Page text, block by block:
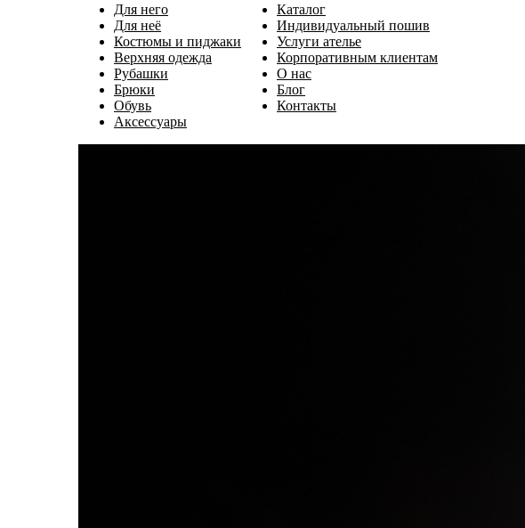
Для него
Для неё
Костюмы и пиджаки
Верхняя одежда
Рубашки
Брюки
Обувь
Аксессуары
Каталог
Индивидуальный пошив
Услуги ателье
Корпоративным клиентам
О нас
Блог
Контакты